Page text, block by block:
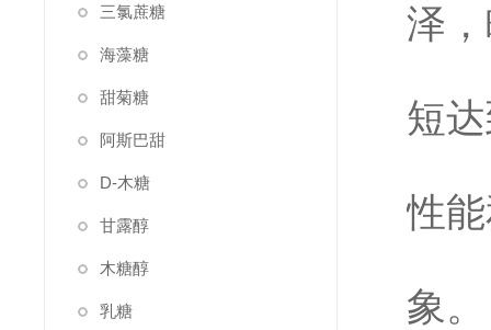
三氯蔗糖
海藻糖
甜菊糖
阿斯巴甜
D-木糖
甘露醇
木糖醇
乳糖
泽
短
性
象。